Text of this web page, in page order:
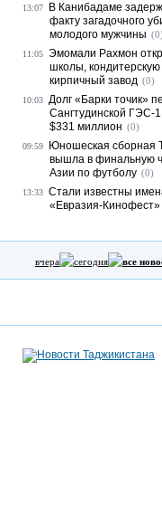
13:07
В Канибадаме
факту загадочного
молодого мужчины (0)
11:05 Эмомали Рахмон
школы,
кирпичный завод (0)
10:03 Долг «Барки точик»
Сангтудинской ГЭС-
$331 миллион (0)
09:59
Юношеская сборная
вышла в финальную
Азии по футболу (0)
13:33 Стали известны
«Евразия-Кинофест»
вчера сегодня все